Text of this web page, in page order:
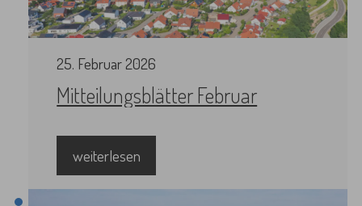
25. Februar2026
Mitteilungsblätter Februar
weiterlesen